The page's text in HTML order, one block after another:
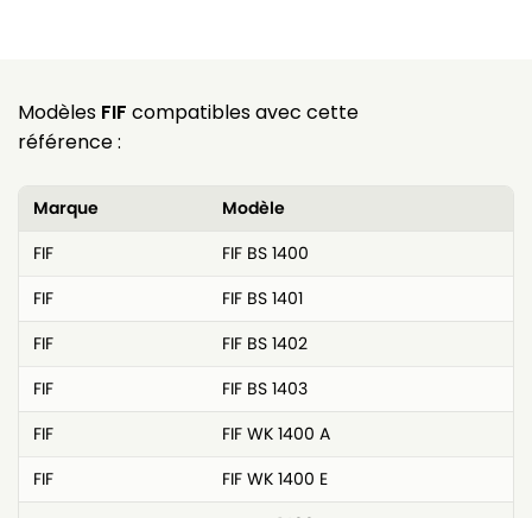
Modèles FIF compatibles avec cette
référence :
Marque
Modèle
FIF
FIF BS 1400
FIF
FIF BS 1401
FIF
FIF BS 1402
FIF
FIF BS 1403
FIF
FIF WK 1400 A
FIF
FIF WK 1400 E